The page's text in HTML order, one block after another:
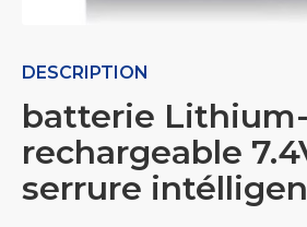
DESCRIPTION
batterie
rechargeable
serrure